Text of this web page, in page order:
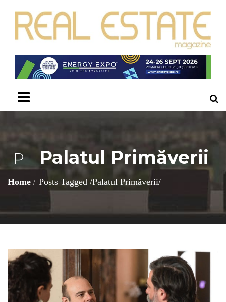
P Palatul Primăverii
Home Posts Tagged /Palatul Primăverii/